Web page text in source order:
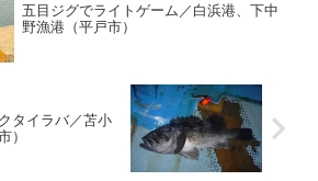
五目ジグでライトゲーム／白浜港、下中
野漁港（平戸市）
タイラバ／苫小
）